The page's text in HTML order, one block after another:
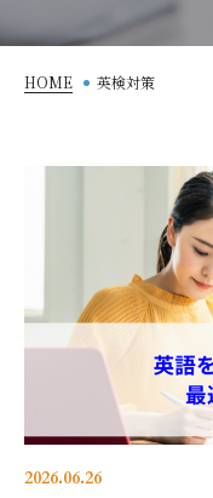
HOME 英検対策
2026.06.26